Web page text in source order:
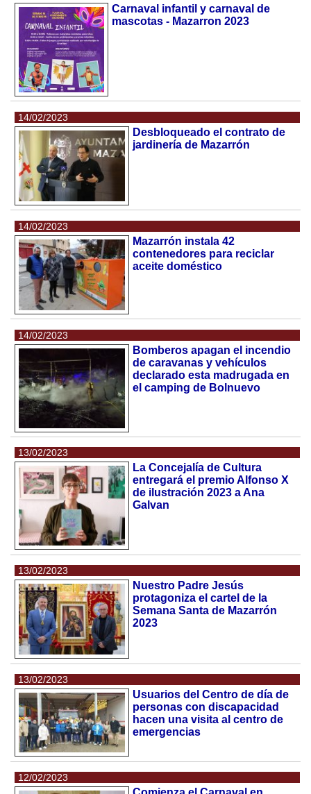
Carnaval infantil y carnaval de
mascotas - Mazarron 2023
14/02/2023
Desbloqueado el contrato de
jardinería de Mazarrón
14/02/2023
Mazarrón instala 42
contenedores para reciclar
aceite doméstico
14/02/2023
Bomberos apagan el incendio
de caravanas y vehículos
declarado esta madrugada en
el camping de Bolnuevo
13/02/2023
La Concejalía de Cultura
entregará el premio Alfonso X
de ilustración 2023 a Ana
Galvan
13/02/2023
Nuestro Padre Jesús
protagoniza el cartel de la
Semana Santa de Mazarrón
2023
13/02/2023
Usuarios del Centro de día de
personas con discapacidad
hacen una visita al centro de
emergencias
12/02/2023